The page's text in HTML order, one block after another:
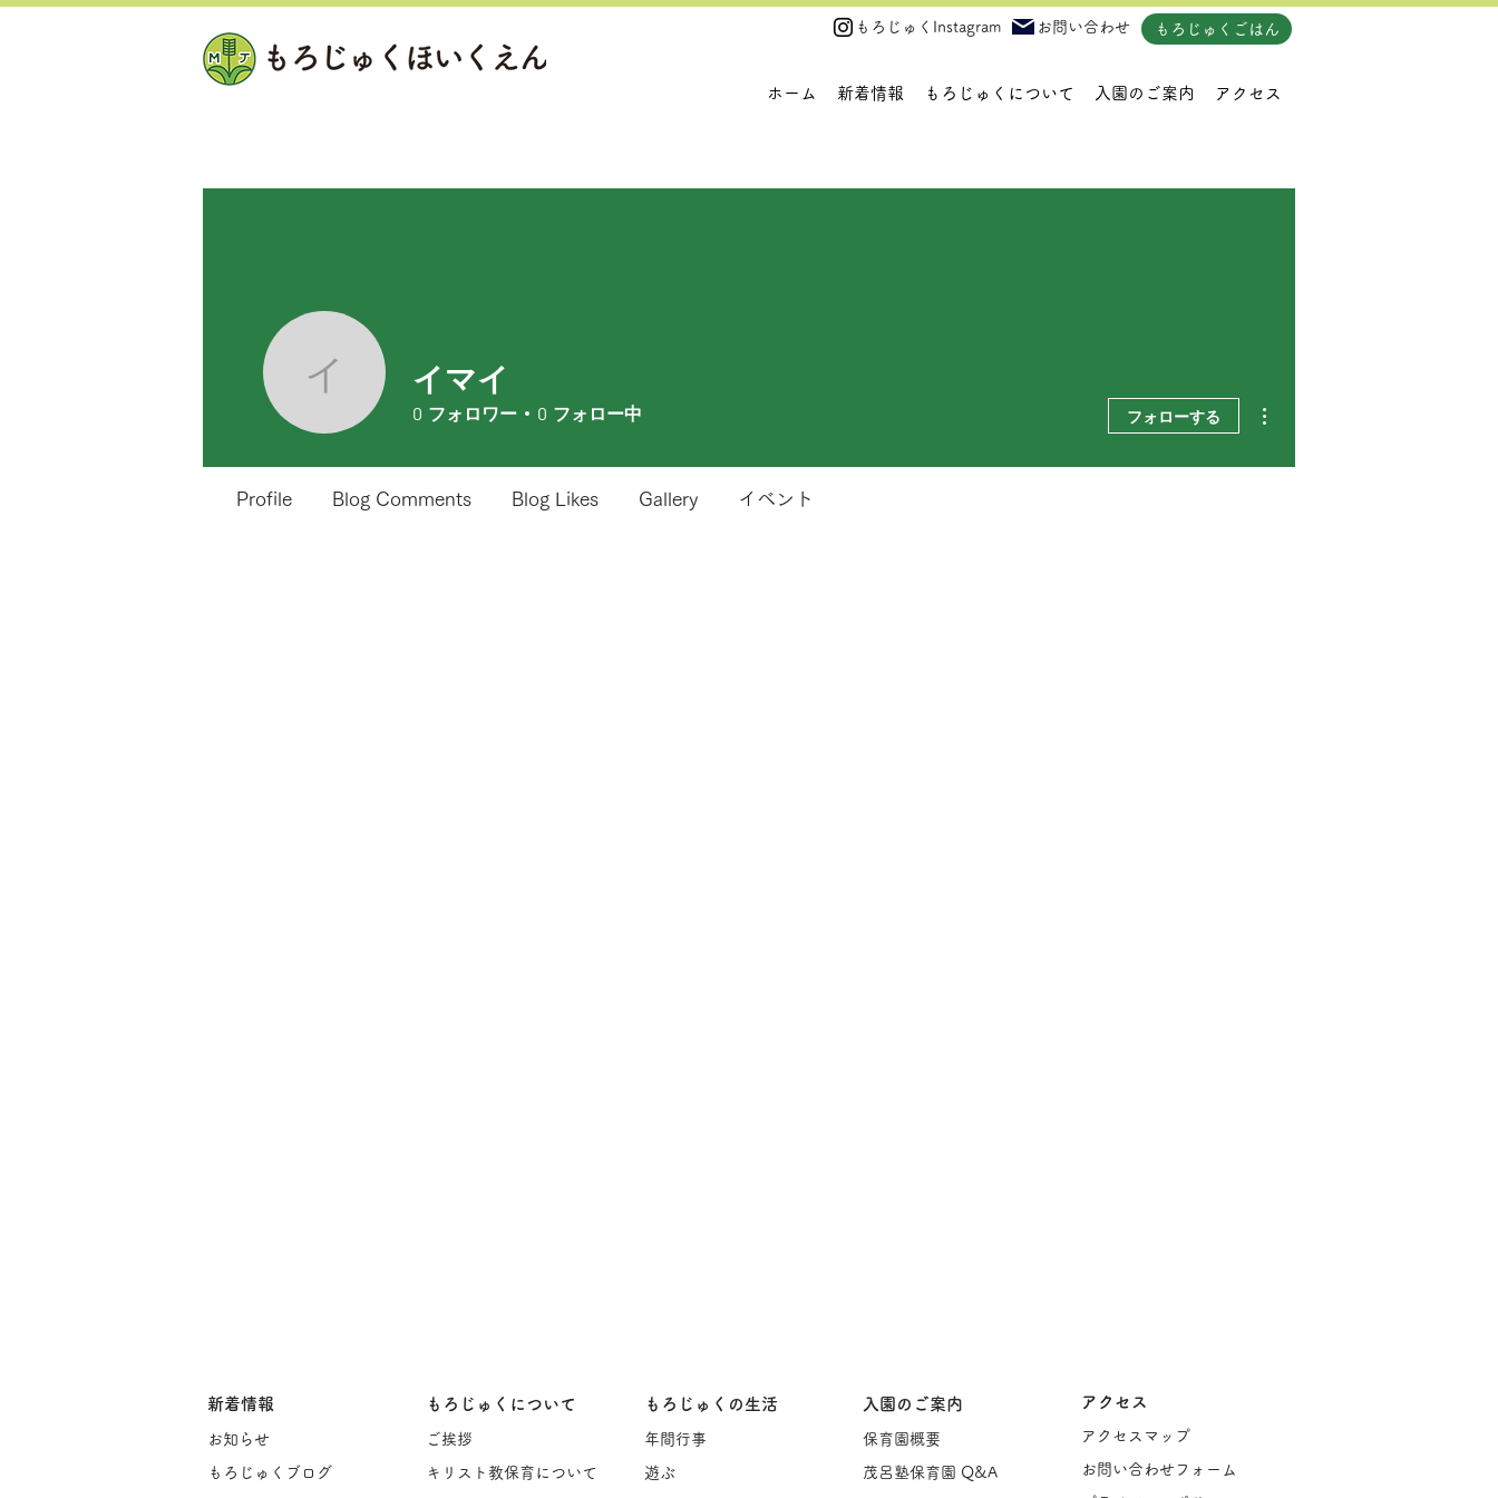
​もろじゅくInstagram お問い合わせ もろじゅくごはん
ホーム 新着情報 もろじゅくについて 入園のご案内 アクセス
イマイイマイ
0 フォロワー 0 フォロー中 フォローする
Profile Blog Comments Blog Likes Gallery イベント
新着情報
お知らせ
もろじゅくブログ
もろじゅくについて
ご挨拶
キリスト教保育について
もろじゅくの生活
年間行事
遊ぶ
入園のご案内
保育園概要
茂呂塾保育園 Q&A
アクセス
アクセスマップ
お問い合わせフォーム